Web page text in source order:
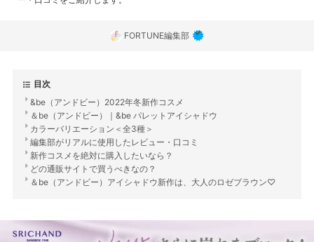
FORTUNE編集部
目次
&be（アンドビー）2022年冬新作コスメ
＆be（アンドビー）｜&be パレットアイシャドウ
カラーバリエーション＜全3種＞
編集部がリアルに使用したレビュー・口コミ
新作コスメを絶対に購入したいなら？
どの通販サイトで買うべきなの？
＆be（アンドビー）アイシャドウ新作は、大人のロゼブラウン♡